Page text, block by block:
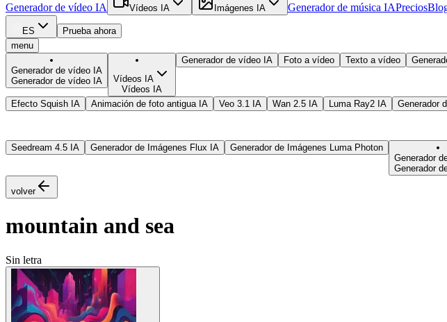
Generador de vídeo IA Vídeos IA Imágenes IA Generador de música IAPrecios
ES
Prueba ahora
menu
Generador de vídeo IA
Generador de vídeo IA
Vídeos IA
Vídeos IA
Generador de vídeo IA Foto a vídeo Texto a vídeo
Efecto Squish IA Animación de foto antigua IA Veo 3.1 IA Wan 2.5 IA Luma Ray2 IA
Generador
Seedream 4.5 IA Generador de Imágenes Flux IA
Generador de Imágenes Luma Photon
Generador
Generador
volver
mountain and sea
Sin letra